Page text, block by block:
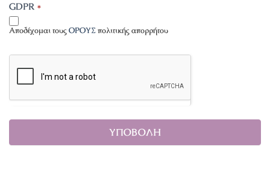
GDPR *
Αποδέχομαι τουςΟΡΟΥΣπολιτικής απορρήτου